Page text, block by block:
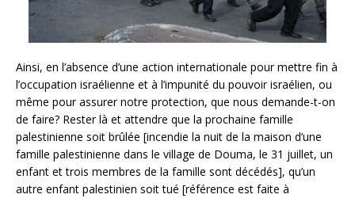
Ainsi, en l’absence d’une action internationale pour mettre fin à
l’occupation israélienne et à l’impunité du pouvoir israélien, ou
même pour assurer notre protection, que nous demande-t-on
de faire? Rester là et attendre que la prochaine famille
palestinienne soit brûlée [incendie la nuit de la maison d’une
famille palestinienne dans le village de Douma, le 31 juillet, un
enfant et trois membres de la famille sont décédés], qu’un
autre enfant palestinien soit tué [référence est faite à